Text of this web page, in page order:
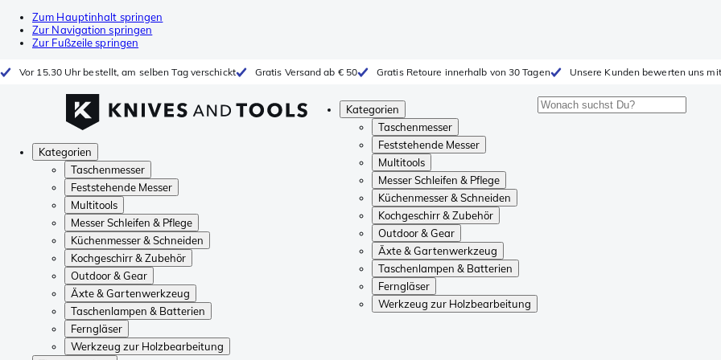
Zum Hauptinhalt springen
Zur Navigation springen
Zur Fußzeile springen
Vor 15.30 Uhr bestellt, am selben Tag verschickt Gratis Versand ab € 50 Gratis Retoure innerhalb von 30 Tagen Unsere Kunden bewerten uns
Kategorien
Taschenmesser
Feststehende Messer
Multitools
Messer Schleifen & Pflege
Küchenmesser & Schneiden
Kochgeschirr & Zubehör
Outdoor & Gear
Äxte & Gartenwerkzeug
Taschenlampen & Batterien
Ferngläser
Werkzeug zur Holzbearbeitung
Kategorien
Taschenmesser
Feststehende Messer
Multitools
Messer Schleifen & Pflege
Küchenmesser & Schneiden
Kochgeschirr & Zubehör
Outdoor & Gear
Äxte & Gartenwerkzeug
Taschenlampen & Batterien
Ferngläser
Werkzeug zur Holzbearbeitung